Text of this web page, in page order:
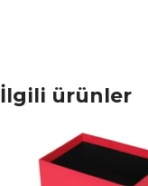
İlgili ürünler